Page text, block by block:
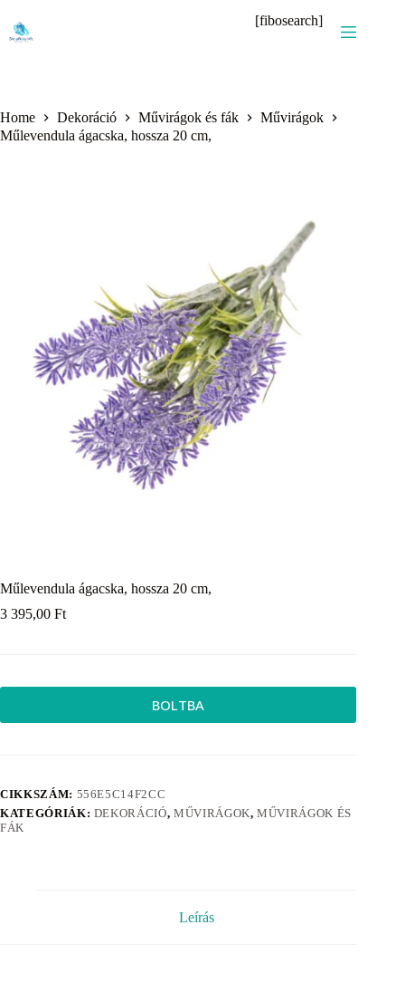
content
[fibosearch]
Home Dekoráció Művirágok és fák
Művirágok
Műlevendula ágacska, hossza 20 cm,
Műlevendula ágacska, hossza 20 cm,
3 395,00 Ft
BOLTBA
CIKKSZÁM: 556E5C14F2CC
KATEGÓRIÁK: DEKORÁCIÓ, MŰVIRÁGOK,MŰVIRÁGOK ÉS
FÁK
Leírás